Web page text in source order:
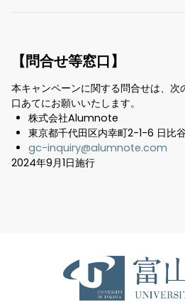
【問合せ等窓口】
本キャンペーンに関する問合せは、
口あてにお願いいたします。
株式会社Alumnote
東京都千代田区内幸町2-1-6 日比
gc-inquiry@alumnote.com
2024年9月1日施行